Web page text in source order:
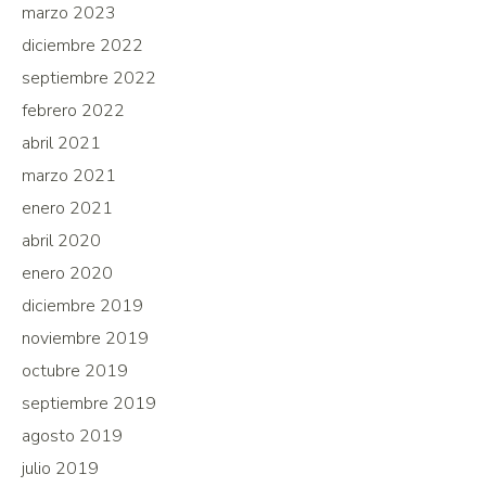
marzo 2023
diciembre 2022
septiembre 2022
febrero 2022
abril 2021
marzo 2021
enero 2021
abril 2020
enero 2020
diciembre 2019
noviembre 2019
octubre 2019
septiembre 2019
agosto 2019
julio 2019